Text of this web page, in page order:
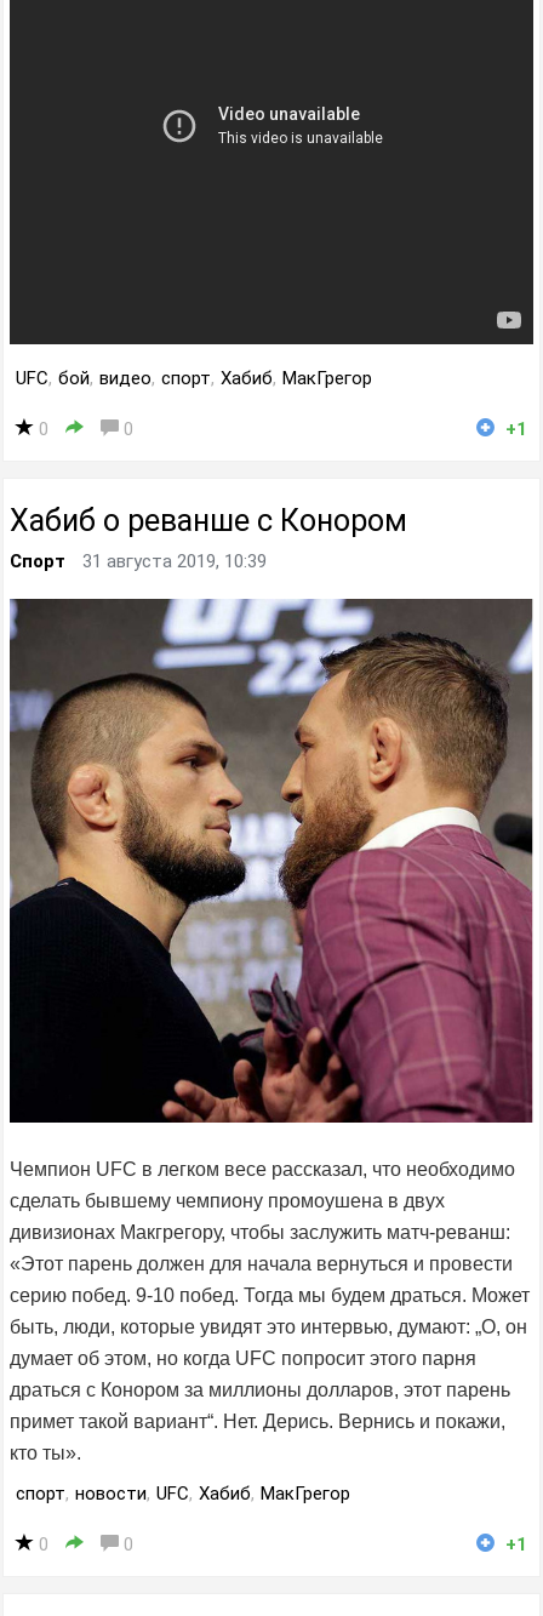
UFC, бой, видео, спорт, Хабиб, МакГрегор
0 0 +1
Хабиб о реванше с Конором
Спорт 31 августа 2019, 10:39
Чемпион UFC в легком весе рассказал, что необходимо
сделать бывшему чемпиону промоушена в двух
дивизионах Макгрегору, чтобы заслужить матч-реванш:
«Этот парень должен для начала вернуться и провести
серию побед. 9-10 побед. Тогда мы будем драться. Может
быть, люди, которые увидят это интервью, думают: „О, он
думает об этом, но когда UFC попросит этого парня
драться с Конором за миллионы долларов, этот парень
примет такой вариант“. Нет. Дерись. Вернись и покажи,
кто ты».
спорт, новости, UFC, Хабиб, МакГрегор
0 0 +1